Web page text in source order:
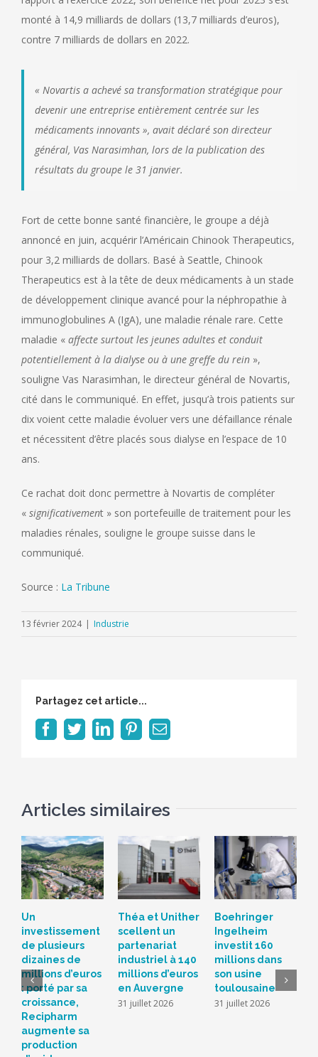
monté à 14,9 milliards de dollars (13,7 milliards d’euros),
contre 7 milliards de dollars en 2022.
« Novartis a achevé sa transformation stratégique pour
devenir une entreprise entièrement centrée sur les
médicaments innovants », avait déclaré son directeur
général, Vas Narasimhan, lors de la publication des
résultats du groupe le 31 janvier.
Fort de cette bonne santé financière, le groupe a déjà
annoncé en juin, acquérir l’Américain Chinook Therapeutics,
pour 3,2 milliards de dollars. Basé à Seattle, Chinook
Therapeutics est à la tête de deux médicaments à un stade
de développement clinique avancé pour la néphropathie à
immunoglobulines A (IgA), une maladie rénale rare. Cette
maladie « affecte surtout les jeunes adultes et conduit
potentiellement à la dialyse ou à une greffe du rein »,
souligne Vas Narasimhan, le directeur général de Novartis,
cité dans le communiqué. En effet, jusqu’à trois patients sur
dix voient cette maladie évoluer vers une défaillance rénale
et nécessitent d’être placés sous dialyse en l’espace de 10
ans.
Ce rachat doit donc permettre à Novartis de compléter
« significativement » son portefeuille de traitement pour les
maladies rénales, souligne le groupe suisse dans le
communiqué.
Source : La Tribune
13 février 2024 | Industrie
Partagez cet article...
Facebook
TwitterLinkedInPinterest
Email
Articles similaires
Un
investissement
de plusieurs
dizaines de
millions d’euros
: porté par sa
croissance,
Recipharm
augmente sa
production
Théa et Unither
scellent un
partenariat
industriel à 140
millions d’euros
en Auvergne
31 juillet 2026
Boehringer
Ingelheim
investit 160
millions dans
son usine
toulousaine
31 juillet 2026